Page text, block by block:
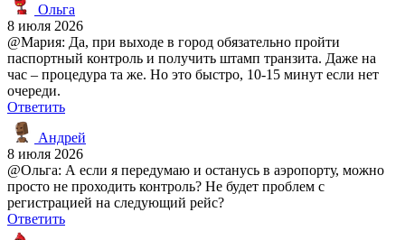
Ольга
8 июля 2026
@Мария: Да, при выходе в город обязательно пройти
паспортный контроль и получить штамп транзита. Даже на
час – процедура та же. Но это быстро, 10-15 минут если нет
очереди.
Ответить
Андрей
8 июля 2026
@Ольга: А если я передумаю и останусь в аэропорту, можно
просто не проходить контроль? Не будет проблем с
регистрацией на следующий рейс?
Ответить